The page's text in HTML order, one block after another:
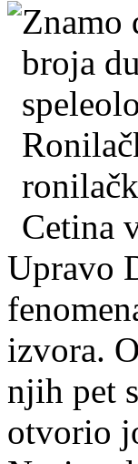
Znamo
broja
Cetina
Upravo
izvora.
njih pet
otvorio